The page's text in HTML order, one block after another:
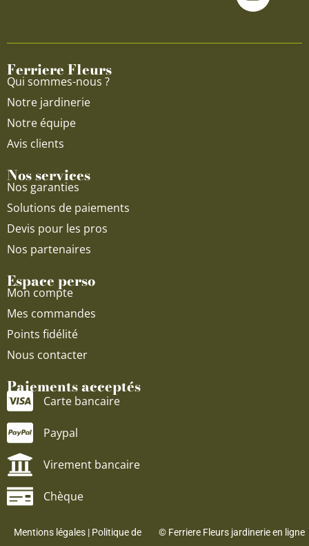
o g
u
b
Ferriere Fleurs
Qui sommes-nous ?
Notre jardinerie
Notre équipe
Avis clients
Nos services
Nos garanties
Solutions de paiements
Devis pour les pros
Nos partenaires
Espace perso
Mon compte
Mes commandes
Points fidélité
Nous contacter
Paiements acceptés
Carte bancaire
Paypal
Virement bancaire
Chèque
Mentions légales| Politique de
© Ferriere Fleurs jardinerie en ligne